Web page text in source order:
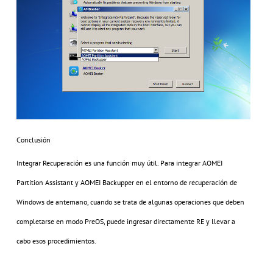
Conclusión
Integrar Recuperación es una función muy útil. Para integrar AOMEI
Partition Assistant y AOMEI Backupper en el entorno de recuperación de
Windows de antemano, cuando se trata de algunas operaciones que deben
completarse en modo PreOS, puede ingresar directamente RE y llevar a
cabo esos procedimientos.